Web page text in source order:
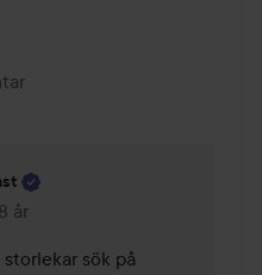
Frisör på Lyko.
8 år
Kommentaren lades 8 år
sök på